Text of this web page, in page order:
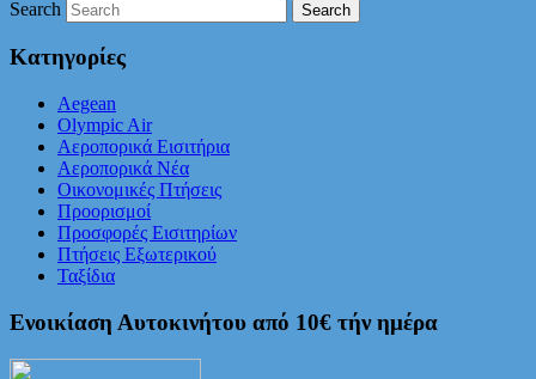
Search
Κατηγορίες
Aegean
Olympic Air
Αεροπορικά Εισιτήρια
Αεροπορικά Νέα
Οικονομικές Πτήσεις
Προορισμοί
Προσφορές Εισιτηρίων
Πτήσεις Εξωτερικού
Ταξίδια
Ενοικίαση Αυτοκινήτου από 10€ τήν ημέρα